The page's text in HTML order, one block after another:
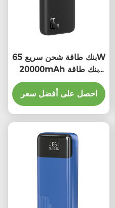
بنك طاقة شحن سريع 65W
20000mAh بنك طاقة
طاقة عالية
احصل على أفضل سعر